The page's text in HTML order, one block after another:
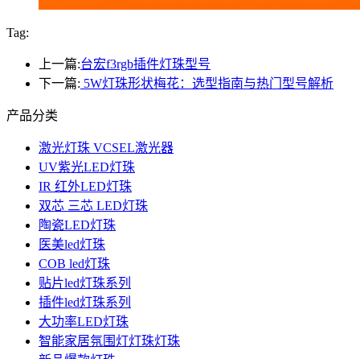
Tag:
上一篇:台宏f3rgb插件灯珠型号
下一篇: 5W灯珠形状梅花：选型指南与热门型号解析
产品分类
激光灯珠 VCSEL激光器
UV紫光LED灯珠
IR 红外LED灯珠
双芯 三芯 LED灯珠
陶瓷LED灯珠
医美led灯珠
COB led灯珠
贴片led灯珠系列
插件led灯珠系列
大功率LED灯珠
智能家居氛围灯灯珠灯珠